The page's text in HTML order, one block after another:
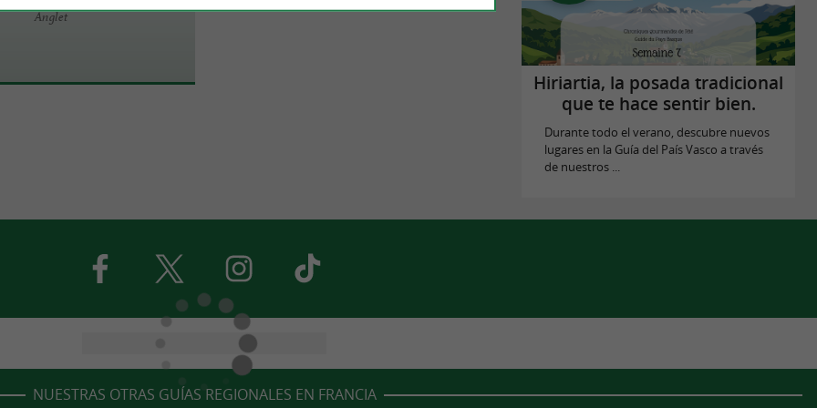
Anglet
Hiriartia, la posada tradicional
que te hace sentir bien.
Durante todo el verano, descubre nuevos
lugares en la Guía del País Vasco a través
de nuestros ...
NUESTRAS OTRAS GUÍAS REGIONALES EN FRANCIA